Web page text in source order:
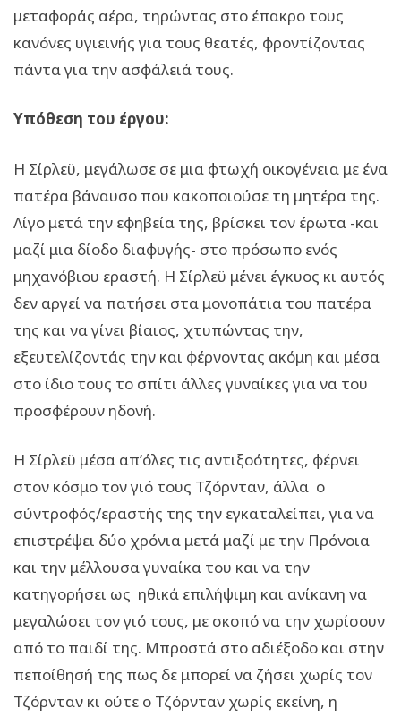
μεταφοράς αέρα, τηρώντας στο έπακρο τους
κανόνες υγιεινής για τους θεατές, φροντίζοντας
πάντα για την ασφάλειά τους.
Υπόθεση του έργου:
Η Σίρλεϋ, μεγάλωσε σε μια φτωχή οικογένεια με ένα
πατέρα βάναυσο που κακοποιούσε τη μητέρα της.
Λίγο μετά την εφηβεία της, βρίσκει τον έρωτα -και
μαζί μια δίοδο διαφυγής- στο πρόσωπο ενός
μηχανόβιου εραστή. Η Σίρλεϋ μένει έγκυος κι αυτός
δεν αργεί να πατήσει στα μονοπάτια του πατέρα
της και να γίνει βίαιος, χτυπώντας την,
εξευτελίζοντάς την και φέρνοντας ακόμη και μέσα
στο ίδιο τους το σπίτι άλλες γυναίκες για να του
προσφέρουν ηδονή.
Η Σίρλεϋ μέσα απ’όλες τις αντιξοότητες, φέρνει
στον κόσμο τον γιό τους Τζόρνταν, άλλα ο
σύντροφός/εραστής της την εγκαταλείπει, για να
επιστρέψει δύο χρόνια μετά μαζί με την Πρόνοια
και την μέλλουσα γυναίκα του και να την
κατηγορήσει ως ηθικά επιλήψιμη και ανίκανη να
μεγαλώσει τον γιό τους, με σκοπό να την χωρίσουν
από το παιδί της. Μπροστά στο αδιέξοδο και στην
πεποίθησή της πως δε μπορεί να ζήσει χωρίς τον
Τζόρνταν κι ούτε ο Τζόρνταν χωρίς εκείνη, η